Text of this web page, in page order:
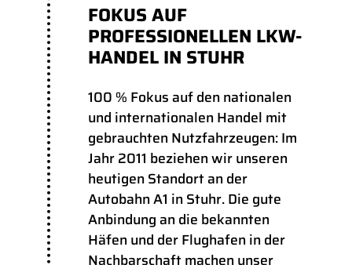
FOKUS AUF
PROFESSIONELLEN LKW-
HANDEL IN STUHR
100 % Fokus auf den nationalen
und internationalen Handel mit
gebrauchten Nutzfahrzeugen: Im
Jahr 2011 beziehen wir unseren
heutigen Standort an der
Autobahn A1 in Stuhr. Die gute
Anbindung an die bekannten
Häfen und der Flughafen in der